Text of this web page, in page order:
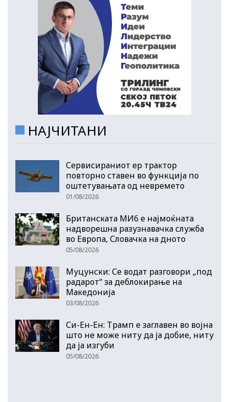
НАЈЧИТАНИ
Сервисираниот ер трактор
повторно ставен во функција по
оштетувањата од невремето
01/08/2026
Британската МИ6 е најмоќната
надворешна разузнавачка служба
во Европа, Словачка на дното
05/08/2026
Муцунски: Се водат разговори „под
радарот“ за деблокирање на
Македонија
03/08/2026
Си-Ен-Ен: Трамп е заглавен во војна
што не може ниту да ја добие, ниту
да ја изгуби
05/08/2026